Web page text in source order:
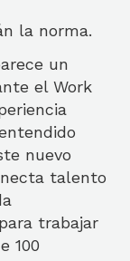
la norma.
un
el Work
nuevo
talento
trabajar
100